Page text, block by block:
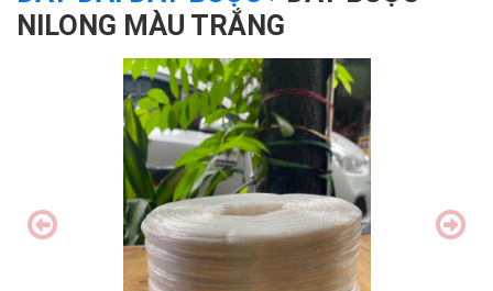
NILONG MÀU TRẮNG